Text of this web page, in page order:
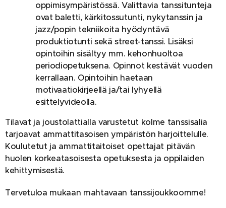
oppimisympäristössä. Valittavia tanssitunteja
ovat baletti, kärkitossutunti, nykytanssin ja
jazz/popin tekniikoita hyödyntävä
produktiotunti sekä street-tanssi. Lisäksi
opintoihin sisältyy mm. kehonhuoltoa
periodiopetuksena. Opinnot kestävät vuoden
kerrallaan. Opintoihin haetaan
motivaatiokirjeellä ja/tai lyhyellä
esittelyvideolla.
Tilavat ja joustolattialla varustetut kolme tanssisalia
tarjoavat ammattitasoisen ympäristön harjoittelulle.
Koulutetut ja ammattitaitoiset opettajat pitävän
huolen korkeatasoisesta opetuksesta ja oppilaiden
kehittymisestä.
Tervetuloa mukaan mahtavaan tanssijoukkoomme!